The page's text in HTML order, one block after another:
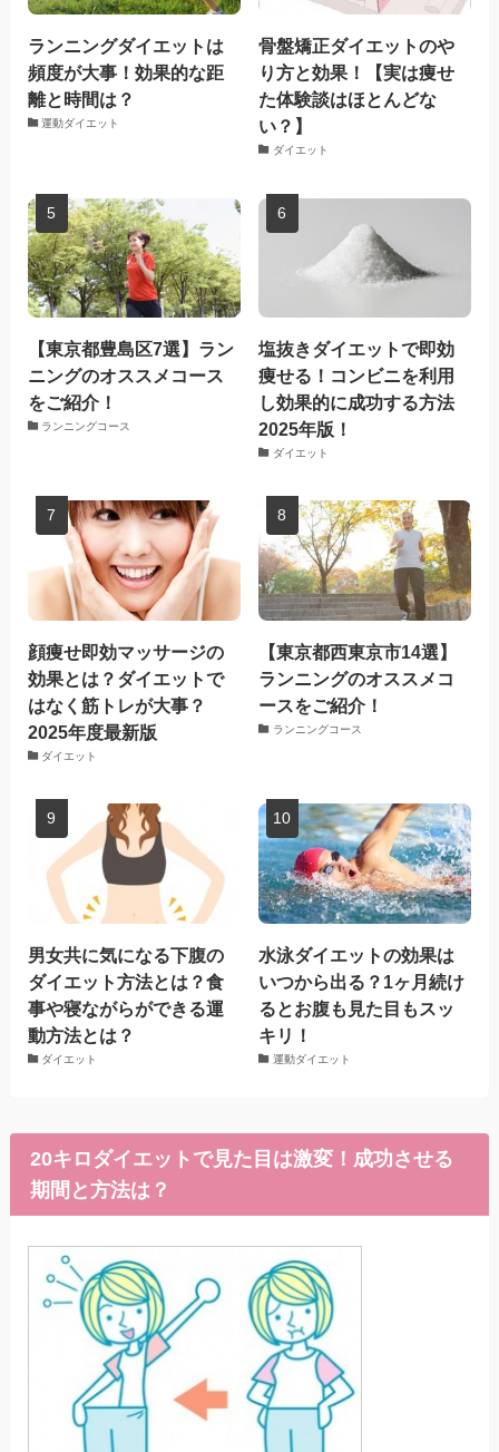
ランニングダイエットは
頻度が大事！効果的な距
離と時間は？
運動ダイエット
骨盤矯正ダイエットのや
り方と効果！【実は痩せ
た体験談はほとんどな
い？】
ダイエット
【東京都豊島区7選】ラン
ニングのオススメコース
をご紹介！
ランニングコース
塩抜きダイエットで即効
痩せる！コンビニを利用
し効果的に成功する方法
2025年版！
ダイエット
顔痩せ即効マッサージの
効果とは？ダイエットで
はなく筋トレが大事？
2025年度最新版
ダイエット
【東京都西東京市14選】
ランニングのオススメコ
ースをご紹介！
ランニングコース
男女共に気になる下腹の
ダイエット方法とは？食
事や寝ながらができる運
動方法とは？
ダイエット
水泳ダイエットの効果は
いつから出る？1ヶ月続け
るとお腹も見た目もスッ
キリ！
運動ダイエット
20キロダイエットで見た目は激変！成功させる
期間と方法は？